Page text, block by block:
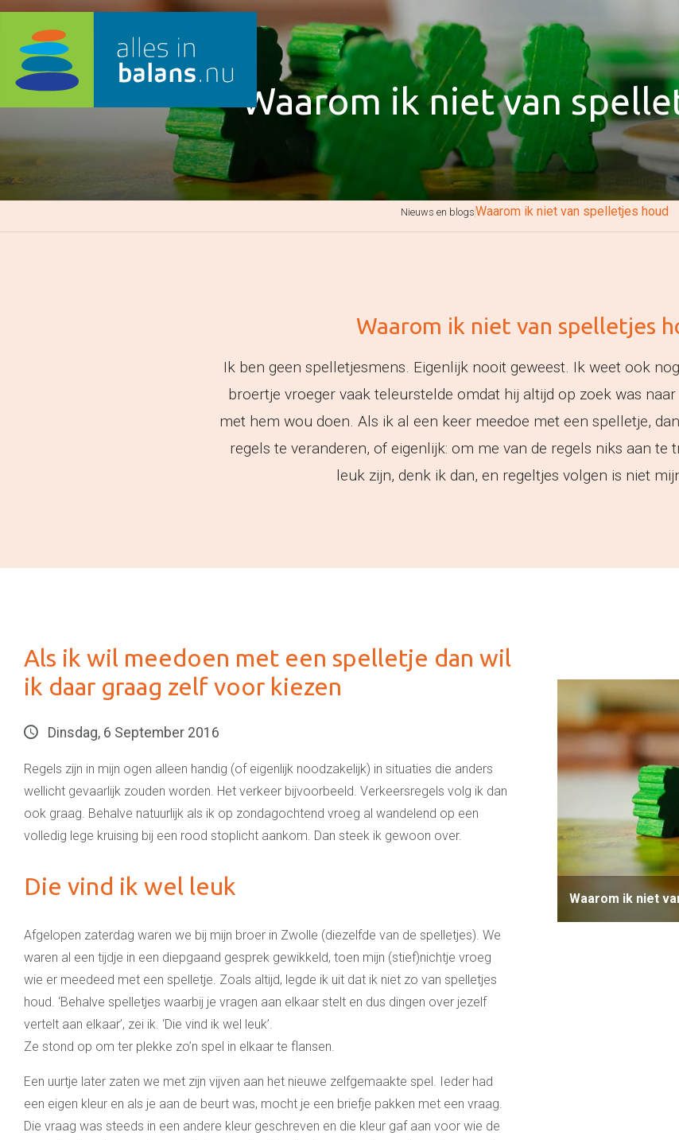
Waarom ik niet van
Nieuws en blogsWaarom ik niet van spelletjes houd
Waarom ik niet van spelletjes
Ik ben geen spelletjesmens. Eigenlijk nooit geweest. Ik weet ook
broertje vroeger vaak teleurstelde omdat hij altijd op zoek was
met hem wou doen. Als ik al een keer meedoe met een spelletje,
regels te veranderen, of eigenlijk: om me van de regels niks aan te
leuk zijn, denk ik dan, en regeltjes volgen is niet
Als ik wil meedoen met een spelletje dan wil
ik daar graag zelf voor kiezen
Dinsdag, 6 September 2016
Regels zijn in mijn ogen alleen handig (of eigenlijk noodzakelijk) in situaties die anders
wellicht gevaarlijk zouden worden. Het verkeer bijvoorbeeld. Verkeersregels volg ik dan
ook graag. Behalve natuurlijk als ik op zondagochtend vroeg al wandelend op een
volledig lege kruising bij een rood stoplicht aankom. Dan steek ik gewoon over.
Die vind ik wel leuk
Afgelopen zaterdag waren we bij mijn broer in Zwolle (diezelfde van de spelletjes). We
waren al een tijdje in een diepgaand gesprek gewikkeld, toen mijn (stief)nichtje vroeg
wie er meedeed met een spelletje. Zoals altijd, legde ik uit dat ik niet zo van spelletjes
houd. ‘Behalve spelletjes waarbij je vragen aan elkaar stelt en dus dingen over jezelf
vertelt aan elkaar’, zei ik. ‘Die vind ik wel leuk’.
Ze stond op om ter plekke zo’n spel in elkaar te flansen.
Een uurtje later zaten we met zijn vijven aan het nieuwe zelfgemaakte spel. Ieder had
een eigen kleur en als je aan de beurt was, mocht je een briefje pakken met een vraag.
Die vraag was steeds in een andere kleur geschreven en die kleur gaf aan voor wie de
Waarom ik niet